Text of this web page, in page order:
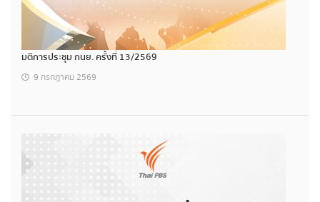
มติการประชุม กนย. ครั้งที่ 13/2569
9 กรกฎาคม 2569